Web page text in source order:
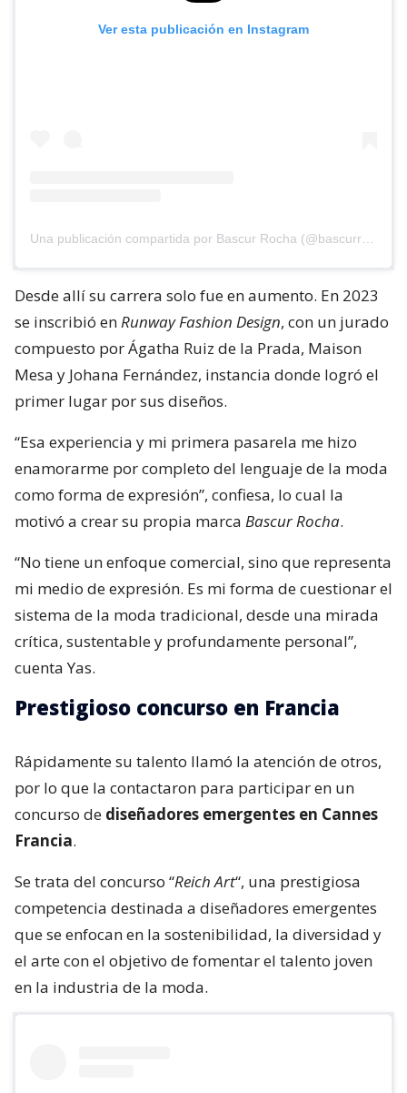
Ver esta publicación en Instagram
Desde allí su carrera solo fue en aumento. En 2023
se inscribió enRunway Fashion Design, con un jurado
compuesto por Ágatha Ruiz de la Prada, Maison
Mesa y Johana Fernández, instancia donde logró el
primer lugar por sus diseños.
“Esa experiencia y mi primera pasarela me hizo
enamorarme por completo del lenguaje de la moda
como forma de expresión”, confiesa, lo cual la
motivó a crear su propia marca Bascur Rocha.
“No tiene un enfoque comercial, sino que representa
mi medio de expresión. Es mi forma de cuestionar el
sistema de la moda tradicional, desde una mirada
crítica, sustentable y profundamente personal”,
cuenta Yas.
Prestigioso concurso en Francia
Rápidamente su talento llamó la atención de otros,
por lo que la contactaron para participar en un
concurso de diseñadores emergentes en Cannes
Francia.
Se trata del concurso “Reich Art“, una prestigiosa
competencia destinada a diseñadores emergentes
que se enfocan en la sostenibilidad, la diversidad y
el arte con el objetivo de fomentar el talento joven
en la industria de la moda.